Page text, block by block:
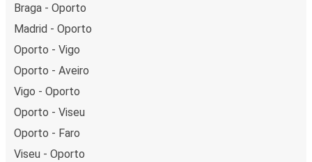
Braga - Oporto
Madrid - Oporto
Oporto - Vigo
Oporto - Aveiro
Vigo - Oporto
Oporto - Viseu
Oporto - Faro
Viseu - Oporto